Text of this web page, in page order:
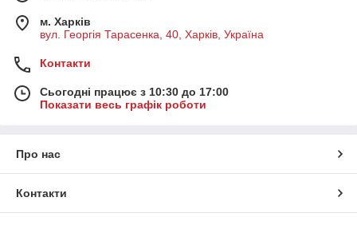
м. Харків
вул. Георгія Тарасенка, 40, Харків, Україна
Контакти
Сьогодні працює з 10:30 до 17:00
Показати весь графік роботи
Про нас
Контакти